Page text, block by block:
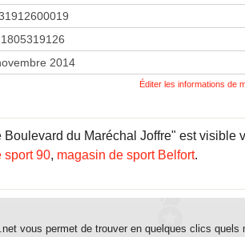
2014
Éditer les informations de
du Maréchal Joffre" est visible
sport 90, magasin de sport Belfort.
vous permet de trouver en quelques clics